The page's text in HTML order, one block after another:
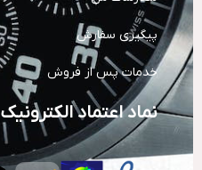
پیگیری سفارش
خدمات پس از فروش
نماد اعتماد الکترونیک